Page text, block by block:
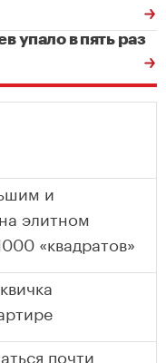
упало в пять раз
и
элитном
«квадратов»
почти